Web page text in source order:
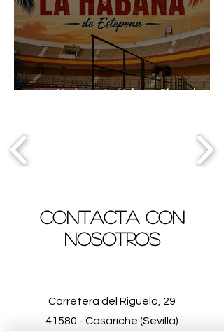
Una Noche en La Habana, Plaza de toros
Contacta con
nosotros
Carretera del Riguelo, 29
41580 - Casariche (Sevilla)